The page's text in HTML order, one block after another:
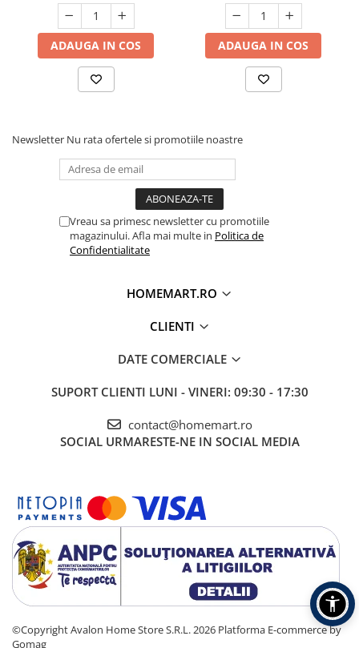
ADAUGA IN COS ADAUGA IN COS
Newsletter Nu rata ofertele si promotiile noastre
Vreau sa primesc newsletter cu promotiile
magazinului. Afla mai multe in Politica de
Confidentialitate
HOMEMART.RO
CLIENTI
DATE COMERCIALE
SUPORT CLIENTI LUNI - VINERI: 09:30 - 17:30
contact@homemart.ro
SOCIAL URMARESTE-NE IN SOCIAL MEDIA
©Copyright Avalon Home Store S.R.L. 2026 Platforma E-commerce by
Gomag